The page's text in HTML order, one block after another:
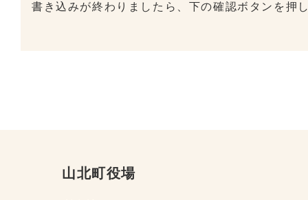
書き込みが終わりましたら、下の確認ボタンを押
山北町役場